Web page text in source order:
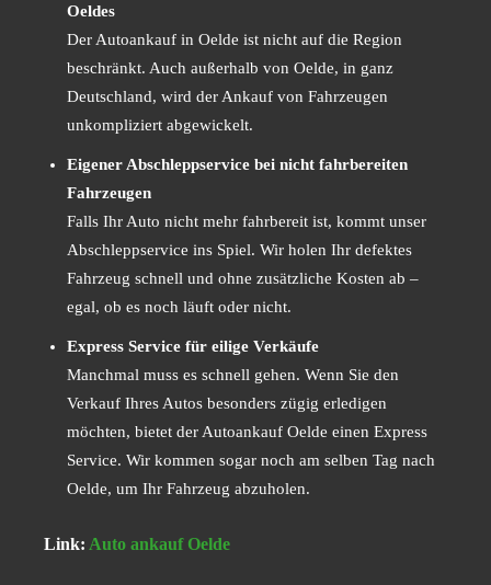
Oeldes
Der Autoankauf in Oelde ist nicht auf die Region
beschränkt. Auch außerhalb von Oelde, in ganz
Deutschland, wird der Ankauf von Fahrzeugen
unkompliziert abgewickelt.
Eigener Abschleppservice bei nicht fahrbereiten
Fahrzeugen
Falls Ihr Auto nicht mehr fahrbereit ist, kommt unser
Abschleppservice ins Spiel. Wir holen Ihr defektes
Fahrzeug schnell und ohne zusätzliche Kosten ab –
egal, ob es noch läuft oder nicht.
Express Service für eilige Verkäufe
Manchmal muss es schnell gehen. Wenn Sie den
Verkauf Ihres Autos besonders zügig erledigen
möchten, bietet der Autoankauf Oelde einen Express
Service. Wir kommen sogar noch am selben Tag nach
Oelde, um Ihr Fahrzeug abzuholen.
Link: Auto ankauf Oelde